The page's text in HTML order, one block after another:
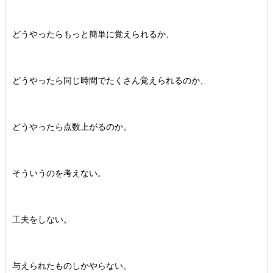
どうやったらもっと簡単に覚えられるか、
どうやったら同じ時間でたくさん覚えられるのか、
どうやったら点数上がるのか。
そういうのを考えない。
工夫をしない。
与えられたものしかやらない。